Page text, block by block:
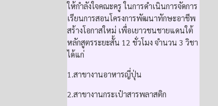
ให้กำลังใจคณะครู ในการดำเนินการจัดการ
เรียนการสอนโครงการพัฒนาทักษะอาชีพ
สร้างโอกาสใหม่ เพื่อเยาวชนชายแดนใต้
หลักสูตรระยะสั้น 12 ชั่วโมง จำนวน 3 วิชา
ได้แก่
1.สาขางานอาหารญี่ปุ่น
2.สาขางานกระเป๋าสารพลาสติก